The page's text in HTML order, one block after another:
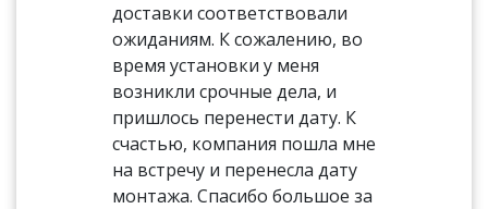
доставки соответствовали
ожиданиям. К сожалению, во
время установки у меня
возникли срочные дела, и
пришлось перенести дату. К
счастью, компания пошла мне
на встречу и перенесла дату
монтажа. Спасибо большое за